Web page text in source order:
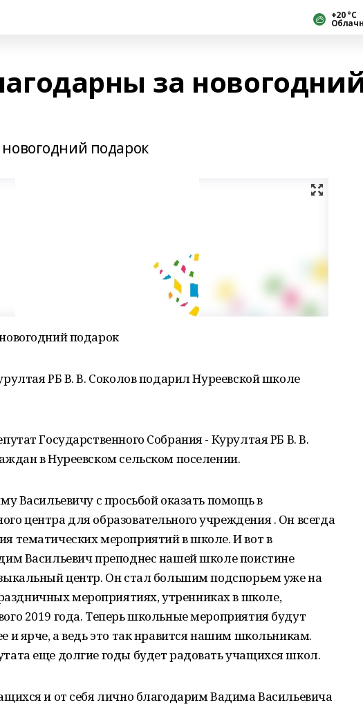
+20 °С
за
подарок
подарок
РБ В. В. Соколов подарил Нуреевской школе
Государственного Собрания - Курултая РБ В. В.
в Нуреевском сельском поселении.
Васильевичу с просьбой оказать помощь в
центра для образовательного учреждения . Он всегда
тематических мероприятий в школе. И вот в
Васильевич преподнес нашей школе поистине
центр. Он стал большим подспорьем уже на
мероприятиях, утренниках в школе,
2019 года. Теперь школьные мероприятия будут
и ярче, а ведь это так нравится нашим школьникам.
еще долгие годы будет радовать учащихся школ.
и от себя лично благодарим Вадима Васильевича